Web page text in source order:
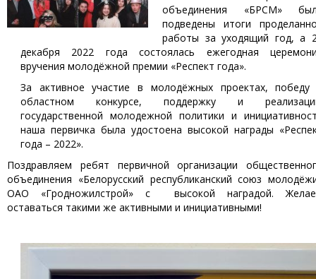
объединения «БРСМ»
подведены итоги
работы за уходящий год, а
декабря 2022 года состоялась ежегодная
вручения молодёжной премии «Респект года».
За активное участие в молодёжных проектах, победу
областном конкурсе, поддержку и
государственной молодежной политики и
наша первичка была удостоена высокой награды
года – 2022».
Поздравляем ребят первичной организации
объединения «Белорусский республиканский союз
ОАО «Гродножилстрой» с высокой наградой.
оставаться такими же активными и инициативными!